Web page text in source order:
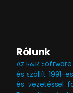
Rólunk
Az R&R
és szállít. 1991-
és vezetéssel